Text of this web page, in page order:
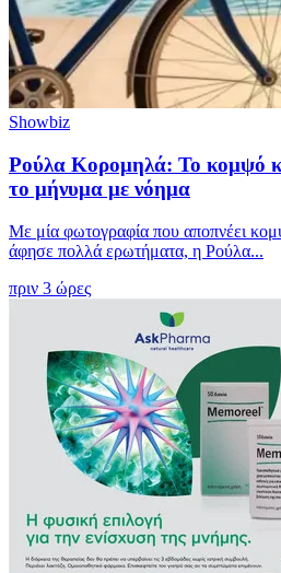
Showbiz
Ρούλα Κορομηλά: Το κομψό
το μήνυμα με νόημα
Με μία φωτογραφία που αποπνέει
άφησε πολλά ερωτήματα, η Ρούλα...
πριν 3 ώρες